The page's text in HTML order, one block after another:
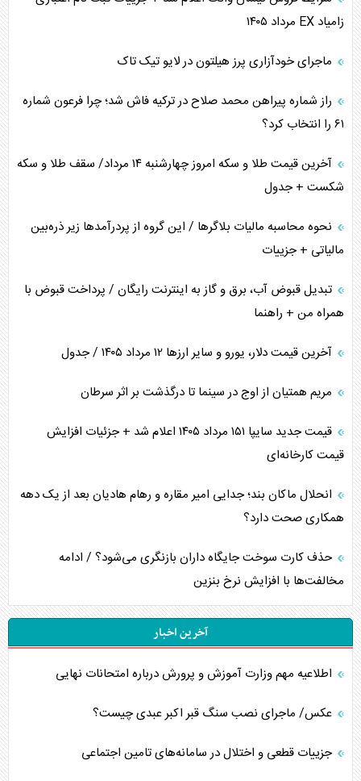
نقش راهبردی ایران در دیپلماسی غذایی جهان
فضای مجازی، چالش تربیتی خانواده‌ها
پیامدهای خطرناک حمله اوکراین به کشتی ایرانی
زامیاد EX مرداد ۱۴۰۵
ماجرای خودآزاری پرز هیلتون در لایو تیک تاک
راز شماره پیراهن محمد صلاح در ترکیه فاش شد؛ چرا فرعون شماره
۶۱ را انتخاب کرد؟
آخرین قیمت طلا و سکه امروز چهارشنبه ۱۴ مرداد/ سقف طلا و سکه
شکست + جدول
نحوه محاسبه مالیات بلاگر‌ها / این گروه از پردرآمد‌ها زیر ذره‌بین
مالیاتی + جزییات
تبدیل قبوض آب، برق و گاز به اینترنت رایگان / پرداخت قبوض با
همراه من + راهنما
آخرین قیمت دلار، یورو و سایر ارز‌ها ۱۲ مرداد ۱۴۰۵ / جدول
مریم همتیان از اوج در سینما تا درگذشت بر اثر سرطان
قیمت جدید سایپا ۱۵۱ مرداد ۱۴۰۵ اعلام شد + جزئیات افزایش
قیمت کارخانه‌ای
انحلال ماکان بند؛ جدایی امیر مقاره و رهام هادیان بعد از یک دهه
همکاری صحت دارد؟
حذف کارت سوخت جایگاه داران بازنگری می‌شود؟ / ادامه
مخالفت‌ها با افزایش نرخ بنزین
آخرین اخبار
اطلاعیه مهم وزارت آموزش و پرورش درباره امتحانات نهایی
عکس/ ماجرای نصب سنگ قبر اکبر عبدی چیست؟
جزییات قطعی و اختلال در سامانه‌های تامین اجتماعی